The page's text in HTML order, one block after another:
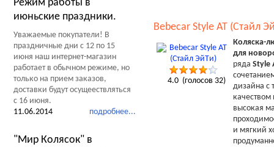
Bebecar Style AT (Стайл
4.0(голосов 32)
Коляска-
для
ряда Style
дизайна с
высокая
и мягкий
Режим работы в
июньские праздники.
Уважаемые покупатели! В
праздничные дни с 12 по 15
июня наш интернет-магазин
работает в обычном режиме, но
только на прием заказов,
доставки будут осущеествляться
с 16 июня.
подробнее...
11.06.2014
"Мир Колясок" в